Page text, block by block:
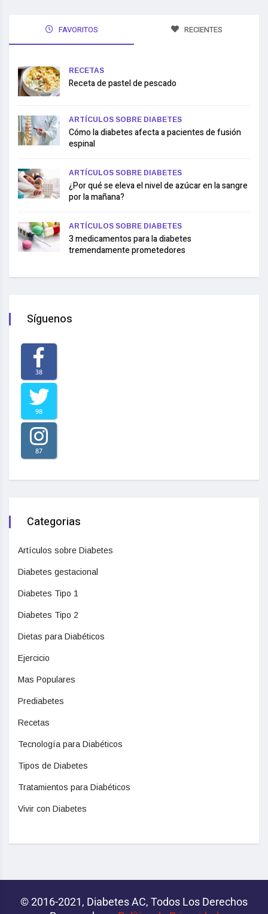
FAVORITOS RECIENTES
RECETAS
Receta de pastel de pescado
ARTÍCULOS SOBRE DIABETES
Cómo la diabetes afecta a pacientes de fusión
espinal
ARTÍCULOS SOBRE DIABETES
¿Por qué se eleva el nivel de azúcar en la sangre
por la mañana?
ARTÍCULOS SOBRE DIABETES
3 medicamentos para la diabetes
tremendamente prometedores
Síguenos
38
98
87
Categorias
Artículos sobre Diabetes
Diabetes gestacional
Diabetes Tipo 1
Diabetes Tipo 2
Dietas para Diabéticos
Ejercicio
Mas Populares
Prediabetes
Recetas
Tecnología para Diabéticos
Tipos de Diabetes
Tratamientos para Diabéticos
Vivir con Diabetes
© 2016-2021, Diabetes AC, Todos Los Derechos